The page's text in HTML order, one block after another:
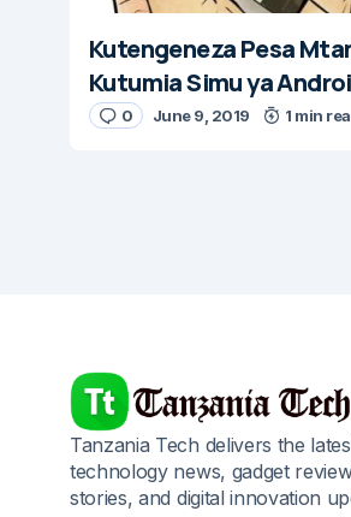
Kutengeneza Pesa
Kutumia Simu ya
0 June 9, 2019 1 min
Tanzania Tech delivers the
technology news, gadget
stories, and digital innovation